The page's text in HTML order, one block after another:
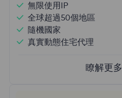
無限使用IP
全球超過50個地區
隨機國家
真實動態住宅代理
瞭解更多